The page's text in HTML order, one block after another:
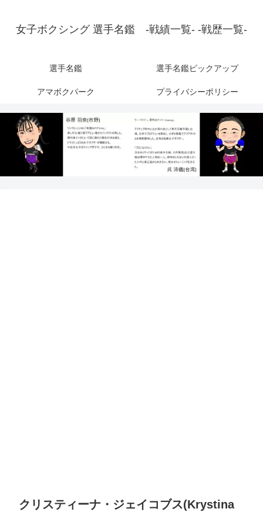
女子ボクシング 選手名鑑 -戦績一覧- -戦歴一覧-
選手名鑑 選手名鑑ピックアップ
アマボクパーク プライバシーポリシー
クリスティーナ・ジェイコブス(Krystina